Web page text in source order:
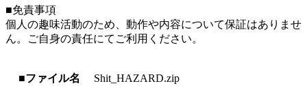
■免責事項
個人の趣味活動のため、動作や内容について保証はありませ
ん。ご自身の責任にてご利用ください。
■ファイル名
Shit_HAZARD.zip